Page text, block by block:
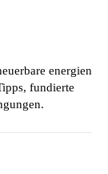
energien
fundierte